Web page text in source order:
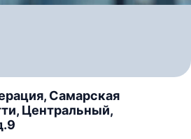
Самарская
Центральный,